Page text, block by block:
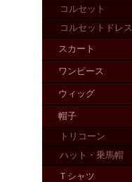
コルセット
コルセットドレス
スカート
ワンピース
ウィッグ
帽子
トリコーン
ハット・乗馬帽
Ｔシャツ